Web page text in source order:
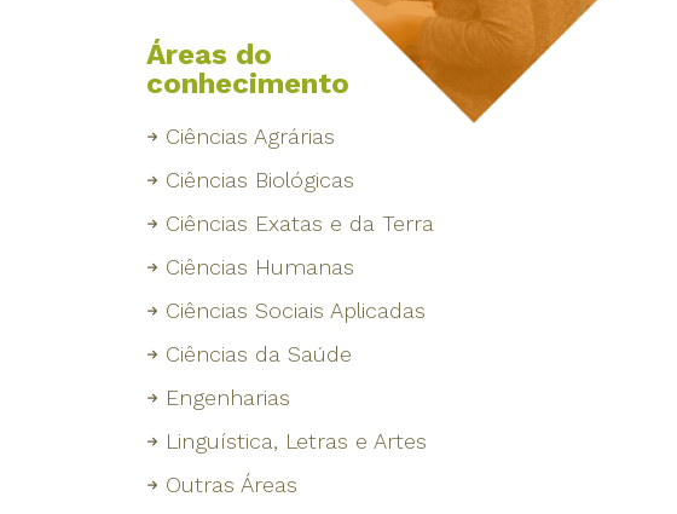
Áreas do
conhecimento
Ciências Agrárias
Ciências Biológicas
Ciências Exatas e da Terra
Ciências Humanas
Ciências Sociais Aplicadas
Ciências da Saúde
Engenharias
Linguística, Letras e Artes
Outras Áreas